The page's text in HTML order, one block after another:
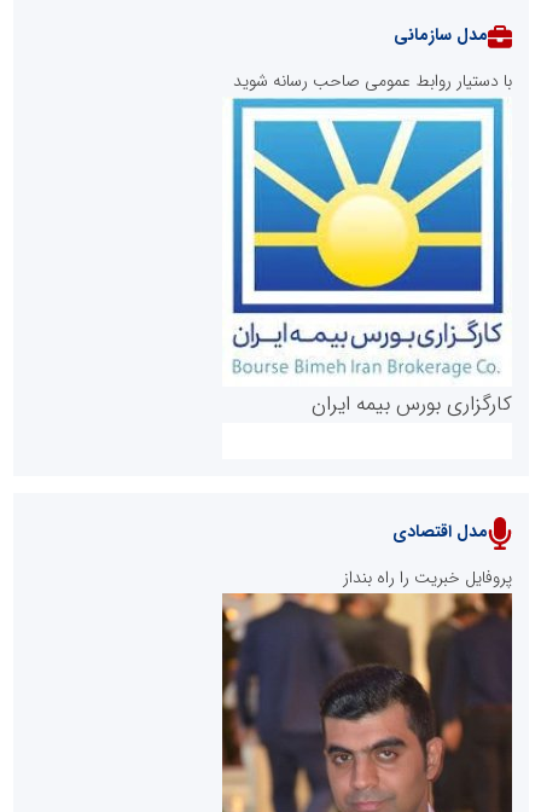
روابط عمومی خبرگزاری گزارش خبر
پایگاه خبری نهضت ملی مسکن
مدل سازمانی
با دستیار روابط عمومی صاحب رسانه شوید
کارگزاری بورس بیمه ایران
سازمان بورس و اوراق بهادار
مرجع اخبار موثق در بازارسرمایه
مدل اقتصادی
پروفایل خبریت را راه بنداز